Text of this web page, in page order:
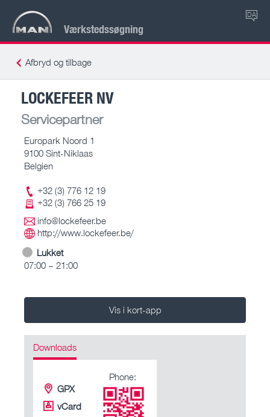
Værkstedssøgning
DA
Afbryd og tilbage
LOCKEFEER NV
Servicepartner
Europark Noord 1
9100 Sint-Niklaas
Belgien
+32 (3) 776 12 19
+32 (3) 766 25 19
info@lockefeer.be
http://www.lockefeer.be/
Lukket
07:00 – 21:00
Vis i kort-app
Downloads
GPX
vCard
Phone: